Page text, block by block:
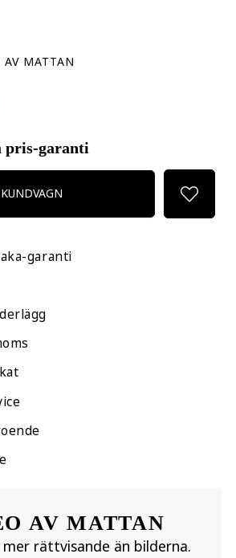
MATTAN
pris-garanti
KUNDVAGN
garanti
AV MATTAN
rättvisande än bilderna.